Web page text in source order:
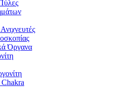
Όργανα